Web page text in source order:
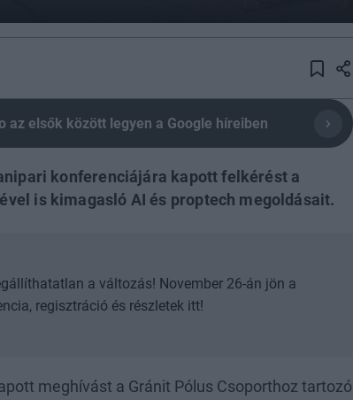
az elsők között legyen a Google híreiben
konferenciájára kapott felkérést a
is kimagasló AI és proptech megoldásait.
a változás! November 26-án jön a
regisztráció és részletek itt!
meghívást a Gránit Pólus Csoporthoz tartozó